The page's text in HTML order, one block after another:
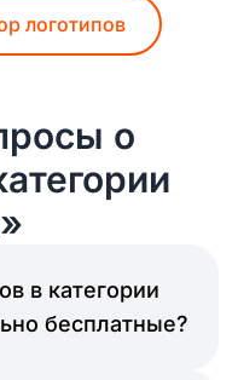
логотипов
о
в категории
бесплатные?